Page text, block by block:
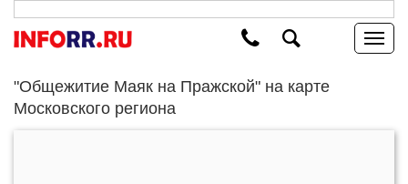
"Общежитие Маяк на Пражской" на карте
Московского региона